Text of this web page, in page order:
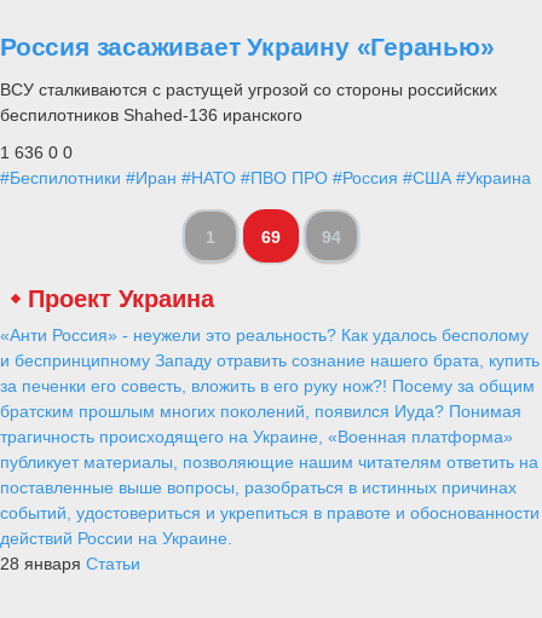
Россия засаживает Украину «Геранью»
ВСУ сталкиваются с растущей угрозой со стороны российских
беспилотников Shahed-136 иранского
1 636 0 0
#Беспилотники #Иран #НАТО #ПВО ПРО #Россия #США #Украина
1 69 94
Проект Украина
«Анти Россия» - неужели это реальность? Как удалось бесполому
и беспринципному Западу отравить сознание нашего брата, купить
за печенки его совесть, вложить в его руку нож?! Посему за общим
братским прошлым многих поколений, появился Иуда? Понимая
трагичность происходящего на Украине, «Военная платформа»
публикует материалы, позволяющие нашим читателям ответить на
поставленные выше вопросы, разобраться в истинных причинах
событий, удостовериться и укрепиться в правоте и обоснованности
действий России на Украине.
28 января Статьи